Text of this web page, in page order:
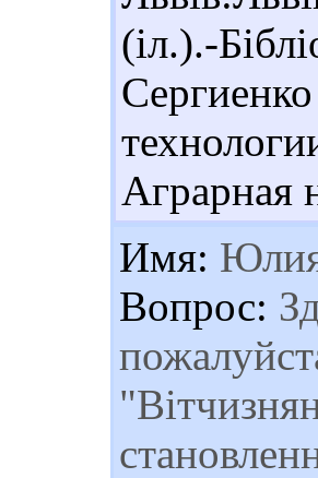
(іл.).-
Аграрная
Имя:
Вопрос: